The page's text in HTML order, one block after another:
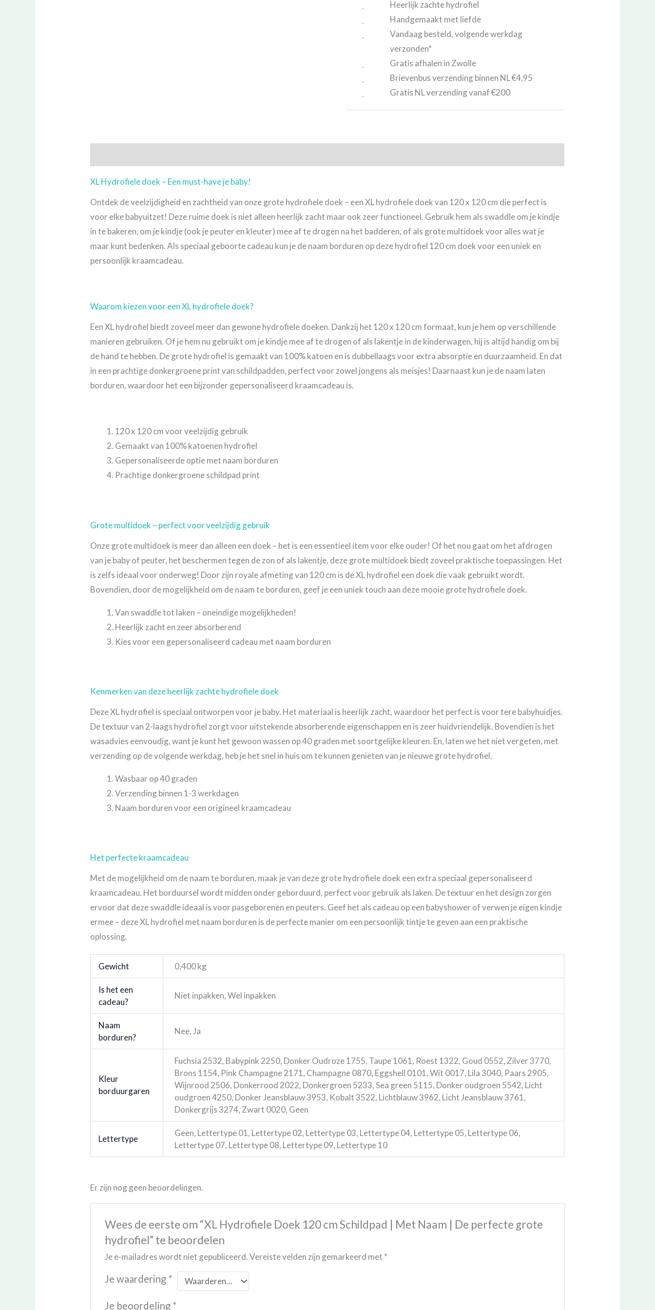
Heerlijk zachte hydrofiel
Handgemaakt met liefde
Vandaag besteld, volgende werkdag
verzonden*
Gratis afhalen in Zwolle
Brievenbus verzending binnen NL €4,95
Gratis NL verzending vanaf €200
XL Hydrofiele doek – Een must-have je baby!
Ontdek de veelzijdigheid en zachtheid van onze grote hydrofiele doek – een XL hydrofiele doek van 120 x 120 cm die perfect is
voor elke babyuitzet! Deze ruime doek is niet alleen heerlijk zacht maar ook zeer functioneel. Gebruik hem als swaddle om je kindje
in te bakeren, om je kindje (ook je peuter en kleuter) mee af te drogen na het badderen, of als grote multidoek voor alles wat je
maar kunt bedenken. Als speciaal geboorte cadeau kun je de naam borduren op deze hydrofiel 120 cm doek voor een uniek en
persoonlijk kraamcadeau.
Waarom kiezen voor een XL hydrofiele doek?
Een XL hydrofiel biedt zoveel meer dan gewone hydrofiele doeken. Dankzij het 120 x 120 cm formaat, kun je hem op verschillende
manieren gebruiken. Of je hem nu gebruikt om je kindje mee af te drogen of als lakentje in de kinderwagen, hij is altijd handig om bij
de hand te hebben. De grote hydrofiel is gemaakt van 100% katoen en is dubbellaags voor extra absorptie en duurzaamheid. En dat
in een prachtige donkergroene print van schildpadden, perfect voor zowel jongens als meisjes! Daarnaast kun je de naam laten
borduren, waardoor het een bijzonder gepersonaliseerd kraamcadeau is.
120 x 120 cm voor veelzijdig gebruik
Gemaakt van 100% katoenen hydrofiel
Gepersonaliseerde optie met naam borduren
Prachtige donkergroene schildpad print
Grote multidoek – perfect voor veelzijdig gebruik
Onze grote multidoek is meer dan alleen een doek – het is een essentieel item voor elke ouder! Of het nou gaat om het afdrogen
van je baby of peuter, het beschermen tegen de zon of als lakentje, deze grote multidoek biedt zoveel praktische toepassingen. Het
is zelfs ideaal voor onderweg! Door zijn royale afmeting van 120 cm is de XL hydrofiel een doek die vaak gebruikt wordt.
Bovendien, door de mogelijkheid om de naam te borduren, geef je een uniek touch aan deze mooie grote hydrofiele doek.
Van swaddle tot laken – oneindige mogelijkheden!
Heerlijk zacht en zeer absorberend
Kies voor een gepersonaliseerd cadeau met naam borduren
Kenmerken van deze heerlijk zachte hydrofiele doek
Deze XL hydrofiel is speciaal ontworpen voor je baby. Het materiaal is heerlijk zacht, waardoor het perfect is voor tere babyhuidjes.
De textuur van 2-laags hydrofiel zorgt voor uitstekende absorberende eigenschappen en is zeer huidvriendelijk. Bovendien is het
wasadvies eenvoudig, want je kunt het gewoon wassen op 40 graden met soortgelijke kleuren. En, laten we het niet vergeten, met
verzending op de volgende werkdag, heb je het snel in huis om te kunnen genieten van je nieuwe grote hydrofiel.
Wasbaar op 40 graden
Verzending binnen 1-3 werkdagen
Naam borduren voor een origineel kraamcadeau
Het perfecte kraamcadeau
Met de mogelijkheid om de naam te borduren, maak je van deze grote hydrofiele doek een extra speciaal gepersonaliseerd
kraamcadeau. Het borduursel wordt midden onder geborduurd, perfect voor gebruik als laken. De textuur en het design zorgen
ervoor dat deze swaddle ideaal is voor pasgeborenen en peuters. Geef het als cadeau op een babyshower of verwen je eigen kindje
ermee – deze XL hydrofiel met naam borduren is de perfecte manier om een persoonlijk tintje te geven aan een praktische
oplossing.
Gewicht 0,400 kg
Is het een
cadeau?
Niet inpakken, Wel inpakken
Naam
borduren?
Nee, Ja
Kleur
borduurgaren
Fuchsia 2532, Babypink 2250, Donker Oudroze 1755, Taupe 1061, Roest 1322, Goud 0552, Zilver 3770,
Brons 1154, Pink Champagne 2171, Champagne 0870, Eggshell 0101, Wit 0017, Lila 3040, Paars 2905,
Wijnrood 2506, Donkerrood 2022, Donkergroen 5233, Sea green 5115, Donker oudgroen 5542, Licht
oudgroen 4250, Donker Jeansblauw 3953, Kobalt 3522, Lichtblauw 3962, Licht Jeansblauw 3761,
Donkergrijs 3274, Zwart 0020, Geen
Lettertype
Geen, Lettertype 01, Lettertype 02, Lettertype 03, Lettertype 04, Lettertype 05, Lettertype 06,
Lettertype 07, Lettertype 08, Lettertype 09, Lettertype 10
Er zijn nog geen beoordelingen.
Wees de eerste om “XL Hydrofiele Doek 120 cm Schildpad | Met Naam | De perfecte grote
hydrofiel” te beoordelen
Je e-mailadres wordt niet gepubliceerd.Vereiste velden zijn gemarkeerd met *
Je waardering *
Je beoordeling *